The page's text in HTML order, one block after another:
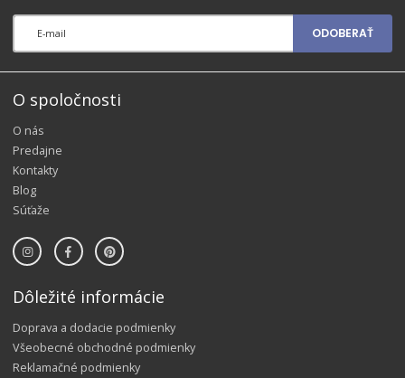
ODOBERAŤ
O spoločnosti
O nás
Predajne
Kontakty
Blog
Súťaže
Dôležité informácie
Doprava a dodacie podmienky
Všeobecné obchodné podmienky
Reklamačné podmienky